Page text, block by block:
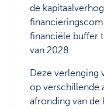
de
financiële buffer
van 2028.
Deze verlenging
op verschillende
afronding van de